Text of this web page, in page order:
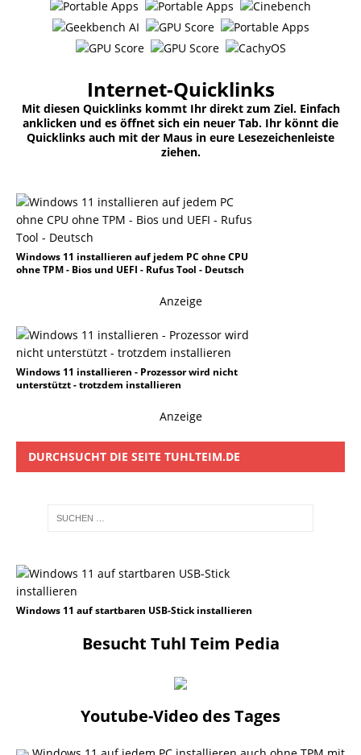
Internet-Quicklinks
Mit diesen Quicklinks kommt Ihr direkt zum Ziel. Einfach
anklicken und es öffnet sich ein neuer Tab. Ihr könnt die
Quicklinks auch mit der Maus in eure Lesezeichenleiste
ziehen.
Windows 11 installieren auf jedem PC ohne CPU
ohne TPM - Bios und UEFI - Rufus Tool - Deutsch
Anzeige
Windows 11 installieren - Prozessor wird nicht
unterstützt - trotzdem installieren
Anzeige
DURCHSUCHT DIE SEITE TUHLTEIM.DE
Windows 11 auf startbaren USB-Stick installieren
Besucht Tuhl Teim Pedia
Youtube-Video des Tages